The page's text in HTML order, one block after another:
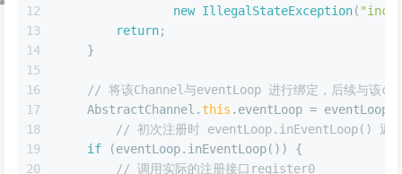
12
13
14
15
16
17
18
19
20
new IllegalStateException(
return;
    }
// 将该Channel与eventLoop 进行绑定，后续与该
    AbstractChannel.
this .eventLoop = eventLoop;
// 初次注册时 eventLoop.inEventLoop() 返
if (eventLoop.inEventLoop()) {
// 调用实际的注册接口register0